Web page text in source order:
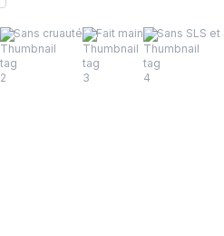
Sans cruauté Fait main Sans SLS et